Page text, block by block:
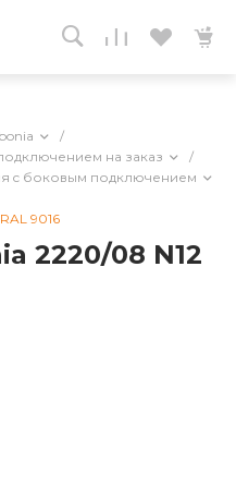
/
на заказ
/
c боковым подключением
9016
2220/08 N12